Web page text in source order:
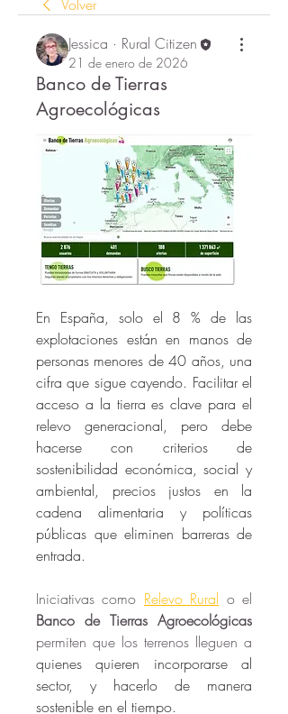
Volver
Jessica · Rural Citizen
21 de enero de 2026
Banco de Tierras
Agroecológicas
En España, solo el 8 % de las
explotaciones están en manos de
personas menores de 40 años, una
cifra que sigue cayendo. Facilitar el
acceso a la tierra es clave para el
relevo generacional, pero debe
hacerse con criterios de
sostenibilidad económica, social y
ambiental, precios justos en la
cadena alimentaria y políticas
públicas que eliminen barreras de
entrada.
Iniciativas como Relevo Rural
Banco de Tierras Agroecológicas
quienes quieren incorporarse al
sector, y hacerlo de manera
sostenible en el tiempo.